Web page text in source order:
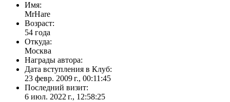
Имя:
MrHare
Возраст:
54 года
Откуда:
Москва
Награды автора:
Дата вступления в Клуб:
23 февр. 2009 г., 00:11:45
Последний визит:
6 июл. 2022 г., 12:58:25